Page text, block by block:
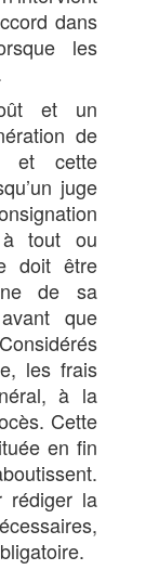
dans
les
et un
de
et cette
juge
à tout ou
doit être
de sa
que
les frais
à la
Cette
en fin
rédiger la